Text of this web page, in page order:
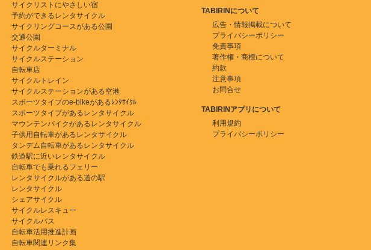
サイクリストにやさしい宿
予約ができるレンタサイクル
サイクリングコースがある公園
交通公園
サイクルターミナル
サイクルステーション
自転車店
サイクルトレイン
サイクルステーションがある空港
スポーツタイプのe-bikeがあるﾚﾝﾀｻｲｸﾙ
スポーツタイプがあるレンタサイクル
マウンテンバイクがあるレンタサイクル
子供用自転車があるレンタサイクル
タンデム自転車があるレンタサイクル
鉄道駅に近いレンタサイクル
自転車でも乗れるフェリー
レンタサイクルがある道の駅
レンタサイクル
シェアサイクル
サイクルレスキュー
サイクルバス
自転車活用推進計画
自転車関連リンク集
TABIRINについて
広告・情報掲載について
プライバシーポリシー
免責事項
著作権・商標について
約款
注意事項
お問合せ
TABIRINアプリについて
利用規約
プライバシーポリシー